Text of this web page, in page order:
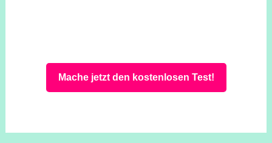
Mache jetzt den kostenlosen Test!